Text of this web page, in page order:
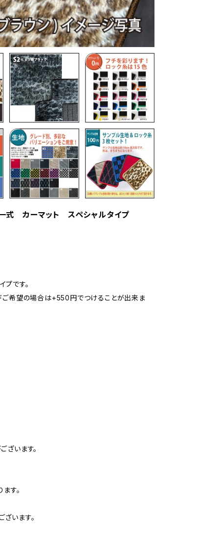
カーマット スペシャルタイプ
です。
ご希望の場合は+550円でつけることが出来ま
ざいます。
す。
います。